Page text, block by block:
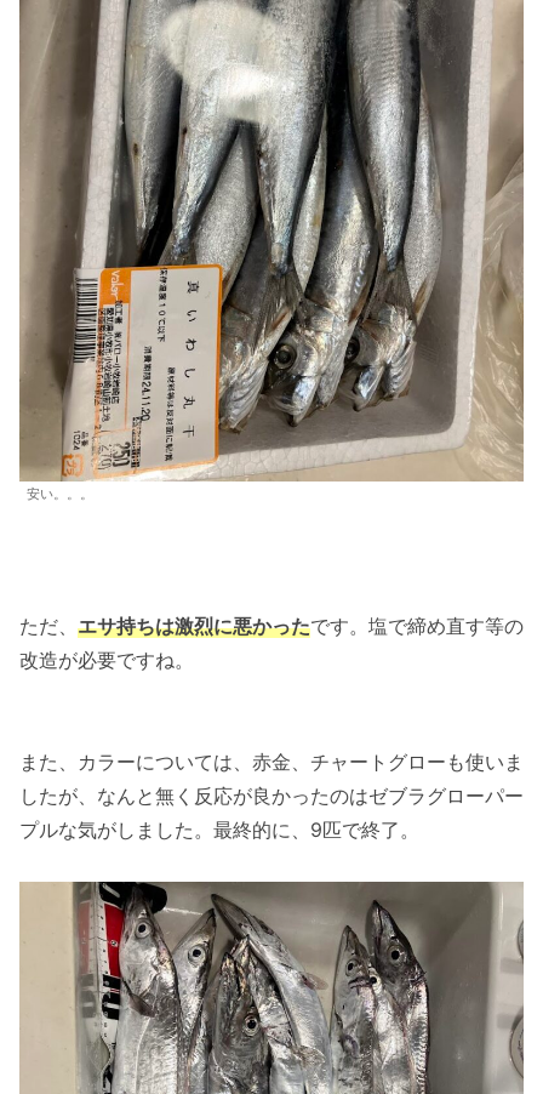
安い。。。
ただ、 エサ持ちは激烈に悪かったです。塩で締め直す等の
改造が必要ですね。
また、カラーについては、赤金、チャートグローも使いま
したが、なんと無く反応が良かったのはゼブラグローパー
プルな気がしました。最終的に、9匹で終了。